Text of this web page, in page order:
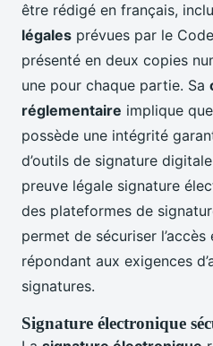
être rédigé en français,
légales prévues par le
présenté en deux copies
une pour chaque partie. Sa
réglementaire implique
possède une intégrité
d’outils de signature
preuve légale signature
des plateformes de
permet de sécuriser
répondant aux exigences
signatures.
Signature électronique